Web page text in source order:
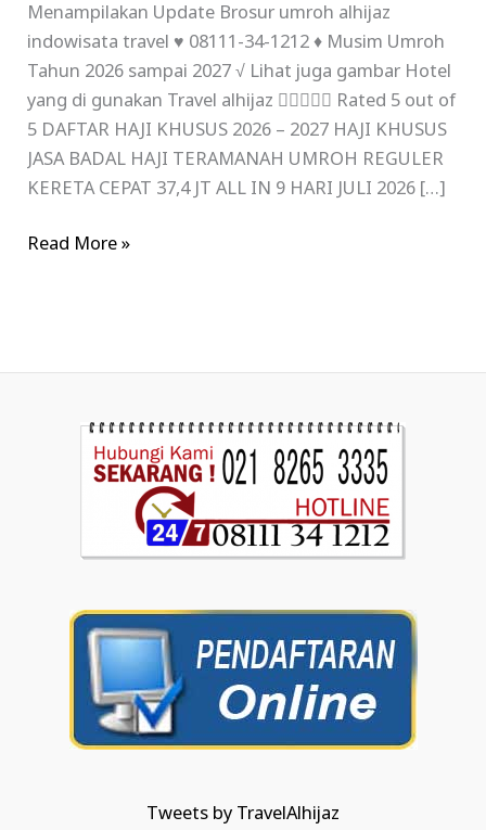
Menampilakan Update Brosur umroh alhijaz
indowisata travel ♥ 08111-34-1212 ♦ Musim Umroh
Tahun 2026 sampai 2027 √ Lihat juga gambar Hotel
yang di gunakan Travel alhijaz  Rated 5 out of
5 DAFTAR HAJI KHUSUS 2026 – 2027 HAJI KHUSUS
JASA BADAL HAJI TERAMANAH UMROH REGULER
KERETA CEPAT 37,4 JT ALL IN 9 HARI JULI 2026 […]
Read More »
Tweets by TravelAlhijaz